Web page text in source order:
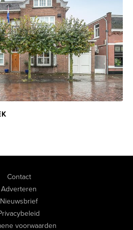
Contact
Adverteren
Nieuwsbrief
voorwaarden